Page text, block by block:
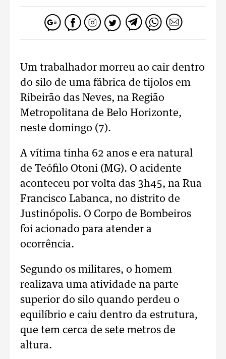
Um trabalhador morreu ao cair dentro
do silo de uma fábrica de tijolos em
Ribeirão das Neves, na Região
Metropolitana de Belo Horizonte,
neste domingo (7).
A vítima tinha 62 anos e era natural
de Teófilo Otoni (MG). O acidente
aconteceu por volta das 3h45, na Rua
Francisco Labanca, no distrito de
Justinópolis. O Corpo de Bombeiros
foi acionado para atender a
ocorrência.
Segundo os militares, o homem
realizava uma atividade na parte
superior do silo quando perdeu o
equilíbrio e caiu dentro da estrutura,
que tem cerca de sete metros de
altura.